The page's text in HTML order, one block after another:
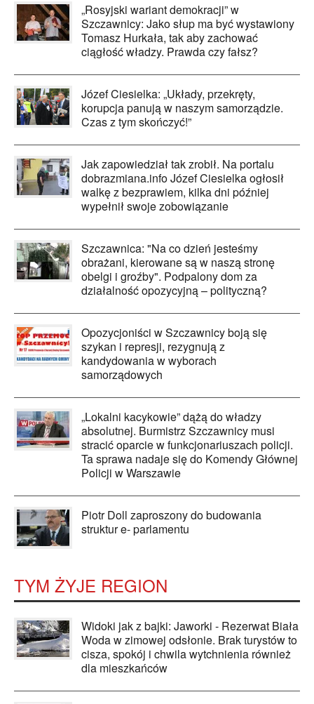
„Rosyjski wariant demokracji” w
Szczawnicy: Jako słup ma być wystawiony
Tomasz Hurkała, tak aby zachować
ciągłość władzy. Prawda czy fałsz?
Józef Ciesielka: „Układy, przekręty,
korupcja panują w naszym samorządzie.
Czas z tym skończyć!”
Jak zapowiedział tak zrobił. Na portalu
dobrazmiana.info Józef Ciesielka ogłosił
walkę z bezprawiem, kilka dni później
wypełnił swoje zobowiązanie
Szczawnica: "Na co dzień jesteśmy
obrażani, kierowane są w naszą stronę
obelgi i groźby". Podpalony dom za
działalność opozycyjną – polityczną?
Opozycjoniści w Szczawnicy boją się
szykan i represji, rezygnują z
kandydowania w wyborach
samorządowych
„Lokalni kacykowie” dążą do władzy
absolutnej. Burmistrz Szczawnicy musi
stracić oparcie w funkcjonariuszach policji.
Ta sprawa nadaje się do Komendy Głównej
Policji w Warszawie
Piotr Doll zaproszony do budowania
struktur e- parlamentu
TYM ŻYJE REGION
Widoki jak z bajki: Jaworki - Rezerwat Biała
Woda w zimowej odsłonie. Brak turystów to
cisza, spokój i chwila wytchnienia również
dla mieszkańców